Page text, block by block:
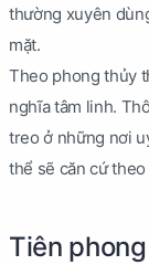
thường xuyên
mặt.
Theo phong thủy
nghĩa tâm linh.
treo ở những nơi
thể sẽ căn cứ
Tiên